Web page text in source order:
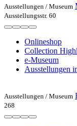
Ausstellungen / Museum
Ausstellungsstr. 60
Onlineshop
Collection
e-Museum
Ausstellungen
Ausstellungen / Museum
268